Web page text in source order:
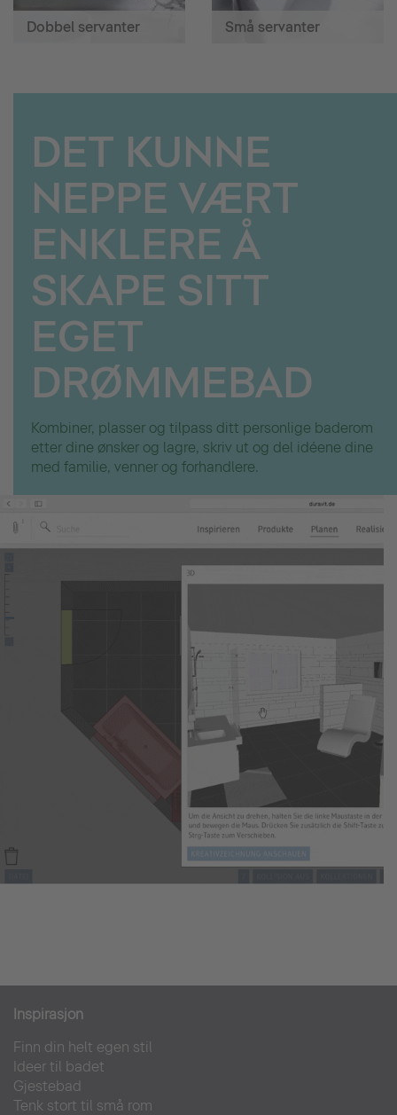
Dobbel servanter Små servanter
DET KUNNE
NEPPE VÆRT
ENKLERE Å
SKAPE SITT
EGET
DRØMMEBAD
Kombiner, plasser og tilpass ditt personlige baderom
etter dine ønsker og lagre, skriv ut og del idéene dine
med familie, venner og forhandlere.
Inspirasjon
Finn din helt egen stil
Ideer til badet
Gjestebad
Tenk stort til små rom